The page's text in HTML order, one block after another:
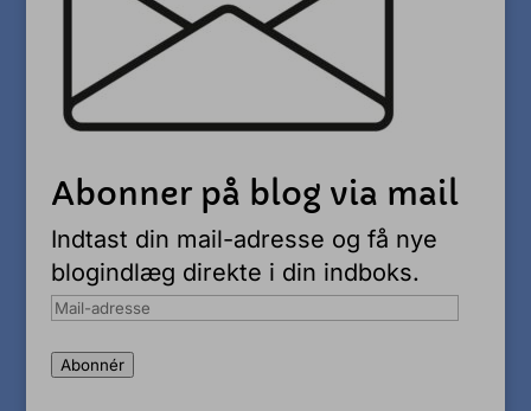
Abonner på blog via mail
Indtast din mail-adresse og få nye
blogindlæg direkte i din indboks.
Mail-
Abonnér